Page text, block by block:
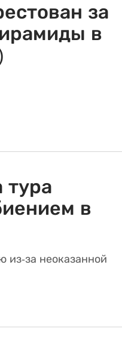
за
в
тура
в
из-за неоказанной